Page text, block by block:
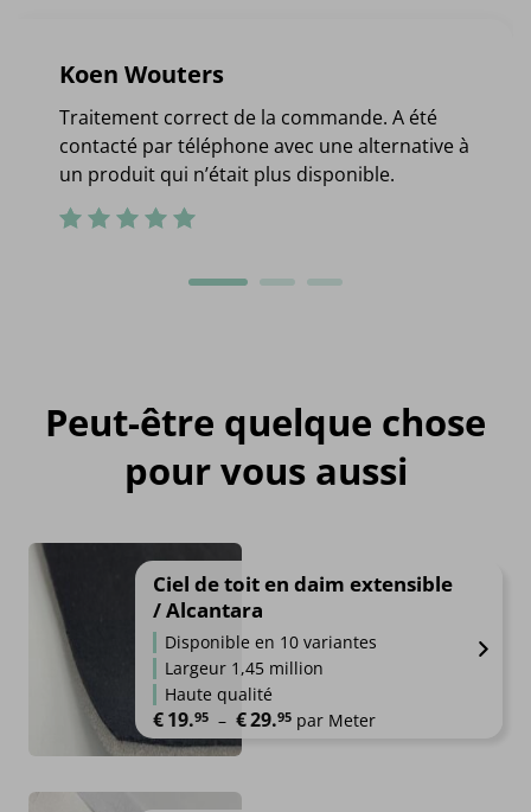
Koen Wouters
Traitement correct de la commande. A été
contacté par téléphone avec une alternative à
un produit qui n’était plus disponible.
Peut-être quelque chose
pour vous aussi
Ciel de toit en daim extensible
/ Alcantara
Disponible en 10 variantes
Largeur 1,45 million
Haute qualité
€19.95 – €29.95 Plage de prix : €19.95 à €29.95
par Meter